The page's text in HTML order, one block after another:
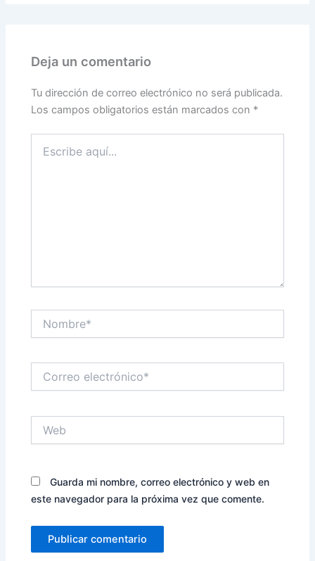
Deja un comentario
Tu dirección de correo electrónico no será publicada.
Los campos obligatorios están marcados con *
aquí...
electrónico*
Guarda mi nombre, correo electrónico y web en
este navegador para la próxima vez que comente.